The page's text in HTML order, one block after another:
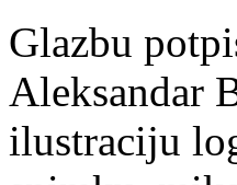
Glazbu
Aleksandar
ilustraciju